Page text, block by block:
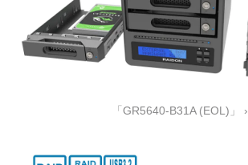
「GR5640-B31A (EOL)」 ›